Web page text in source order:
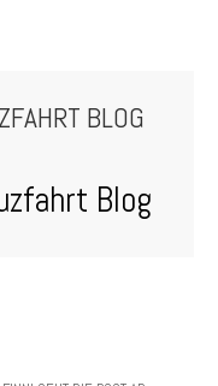
BLOG
Blog